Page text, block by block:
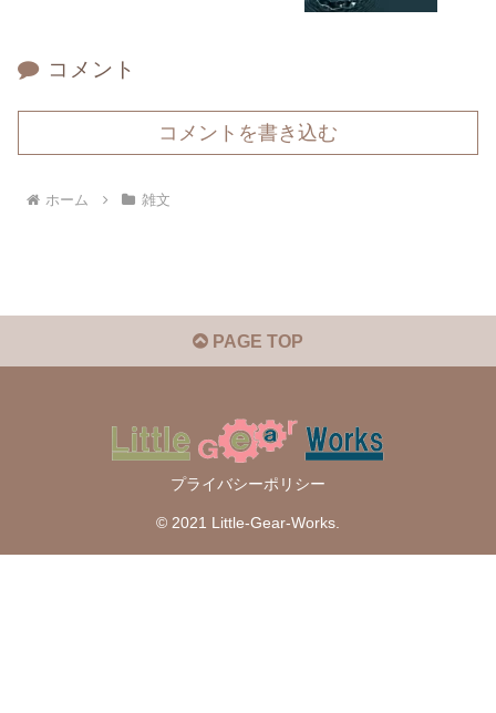
コメント
コメントを書き込む
ホーム 雑文
PAGE TOP
プライバシーポリシー
© 2021 Little-Gear-Works.